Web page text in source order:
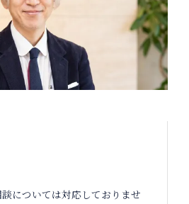
については対応しておりませ